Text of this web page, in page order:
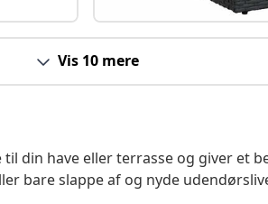
Vis 10 mere
din have eller terrasse og giver et
bare slappe af og nyde